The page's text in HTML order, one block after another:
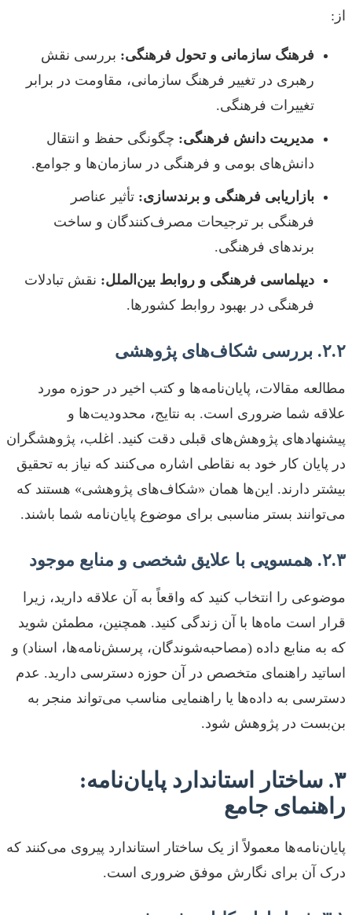
از:
فرهنگ سازمانی و تحول فرهنگی: بررسی نقش
رهبری در تغییر فرهنگ سازمانی، مقاومت در برابر
تغییرات فرهنگی.
مدیریت دانش فرهنگی: چگونگی حفظ و انتقال
دانش‌های بومی و فرهنگی در سازمان‌ها و جوامع.
بازاریابی فرهنگی و برندسازی: تأثیر عناصر
فرهنگی بر ترجیحات مصرف‌کنندگان و ساخت
برندهای فرهنگی.
دیپلماسی فرهنگی و روابط بین‌الملل: نقش تبادلات
فرهنگی در بهبود روابط کشورها.
۲.۲. بررسی شکاف‌های پژوهشی
مطالعه مقالات، پایان‌نامه‌ها و کتب اخیر در حوزه مورد
علاقه شما ضروری است. به نتایج، محدودیت‌ها و
پیشنهادهای پژوهش‌های قبلی دقت کنید. اغلب، پژوهشگران
در پایان کار خود به نقاطی اشاره می‌کنند که نیاز به تحقیق
بیشتر دارند. این‌ها همان «شکاف‌های پژوهشی» هستند که
می‌توانند بستر مناسبی برای موضوع پایان‌نامه شما باشند.
۲.۳. همسویی با علایق شخصی و منابع موجود
موضوعی را انتخاب کنید که واقعاً به آن علاقه دارید، زیرا
قرار است ماه‌ها با آن زندگی کنید. همچنین، مطمئن شوید
که به منابع داده (مصاحبه‌شوندگان، پرسش‌نامه‌ها، اسناد) و
اساتید راهنمای متخصص در آن حوزه دسترسی دارید. عدم
دسترسی به داده‌ها یا راهنمایی مناسب می‌تواند منجر به
بن‌بست در پژوهش شود.
۳. ساختار استاندارد پایان‌نامه:
راهنمای جامع
پایان‌نامه‌ها معمولاً از یک ساختار استاندارد پیروی می‌کنند که
درک آن برای نگارش موفق ضروری است.